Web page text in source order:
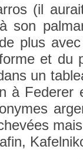
(il
son
plus
et du
un
à Feder­er